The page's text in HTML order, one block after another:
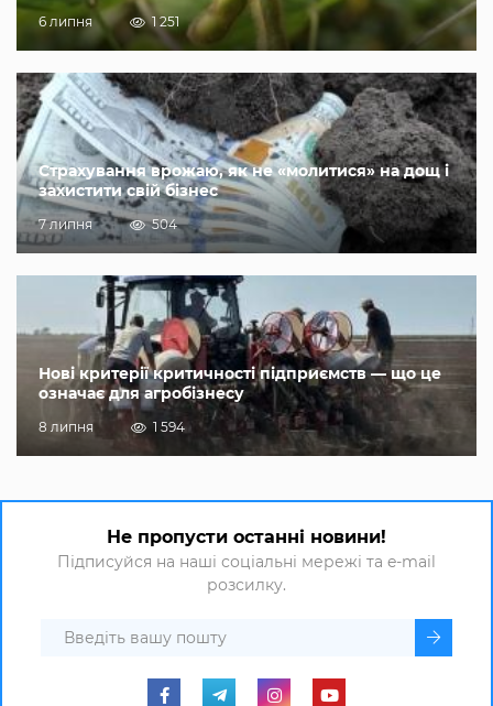
6 липня 1 251
Страхування врожаю, як не «молитися» на дощ і
захистити свій бізнес
7 липня 504
Нові критерії критичності підприємств — що це
означає для агробізнесу
8 липня 1 594
Не пропусти останні новини!
Підписуйся на наші соціальні мережі та e-mail
розсилку.